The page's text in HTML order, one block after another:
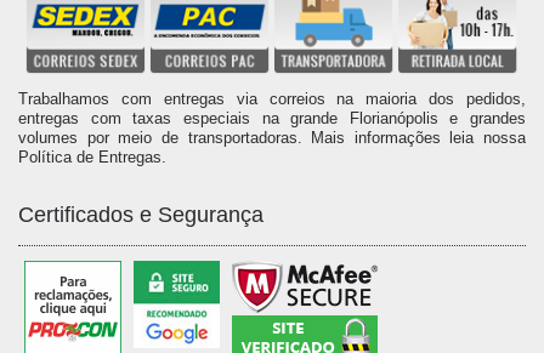
Trabalhamos com entregas via correios na maioria dos pedidos,
entregas com taxas especiais na grande Florianópolis e grandes
volumes por meio de transportadoras. Mais informações leia nossa
Política de Entregas.
Certificados e Segurança